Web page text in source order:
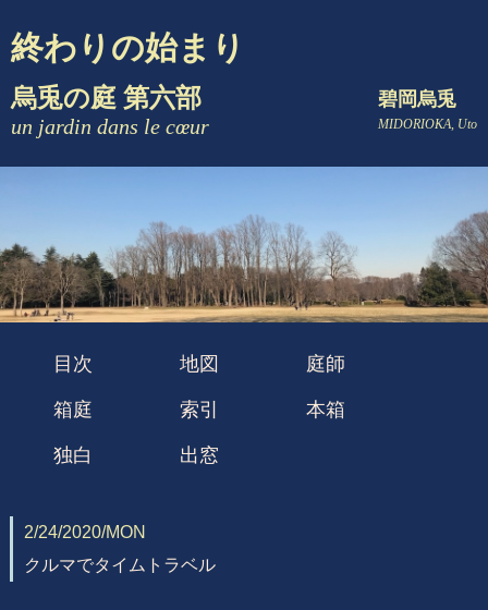
終わりの始まり
烏兎の庭 第六部
un jardin dans le cœur
碧岡烏兎
MIDORIOKA, Uto
目次 地図 庭師
箱庭 索引 本箱
独白 出窓
2/24/2020/MON
クルマでタイムトラベル